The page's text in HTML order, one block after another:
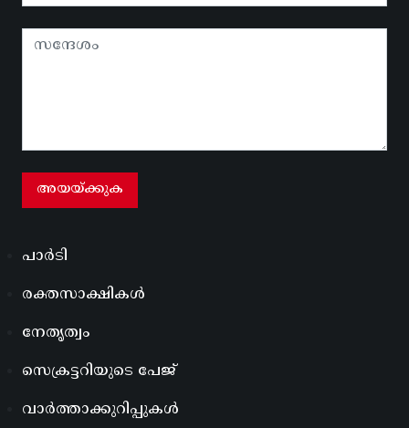
പാർടി
രക്തസാക്ഷികൾ
നേതൃത്വം
സെക്രട്ടറിയുടെ പേജ്
വാർത്താക്കുറിപ്പുകൾ